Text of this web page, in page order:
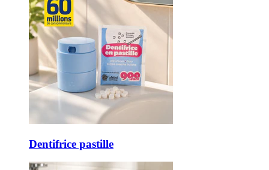
Dentifrice pastille